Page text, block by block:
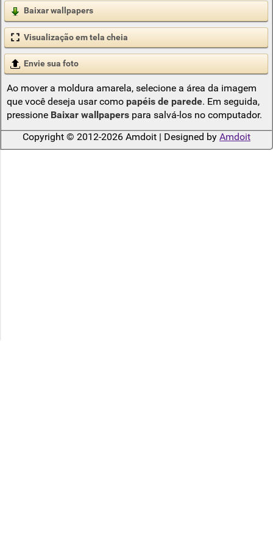
Baixar wallpapers
Visualização em tela cheia
Envie sua foto
Ao mover a moldura amarela, selecione a área da imagem
que você deseja usar como papéis de parede. Em seguida,
pressione Baixar wallpaperspara salvá-los no computador.
Copyright © 2012-2026 Amdoit | Designed by Amdoit